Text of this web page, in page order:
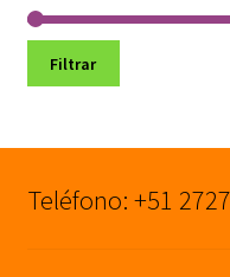
Filtrar
Teléfono: +51